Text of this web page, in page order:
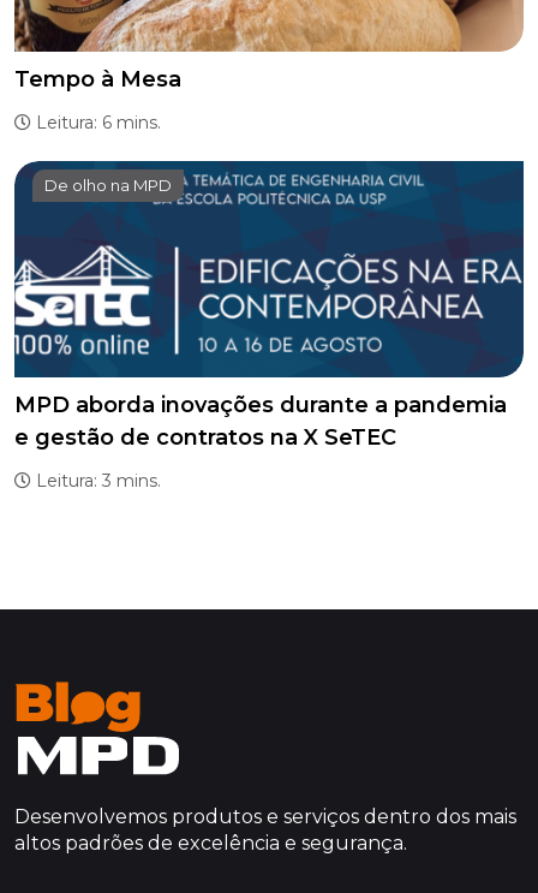
Tempo à Mesa
Leitura: 6 mins.
De olho na MPD
MPD aborda inovações durante a pandemia
e gestão de contratos na X SeTEC
Leitura: 3 mins.
Desenvolvemos produtos e serviços dentro dos mais
altos padrões de excelência e segurança.